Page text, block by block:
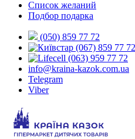
Список желаний
Подбор подарка
(050) 859 77 72
(067) 859 77 72
(063) 959 77 72
info@kraina-kazok.com.ua
Telegram
Viber